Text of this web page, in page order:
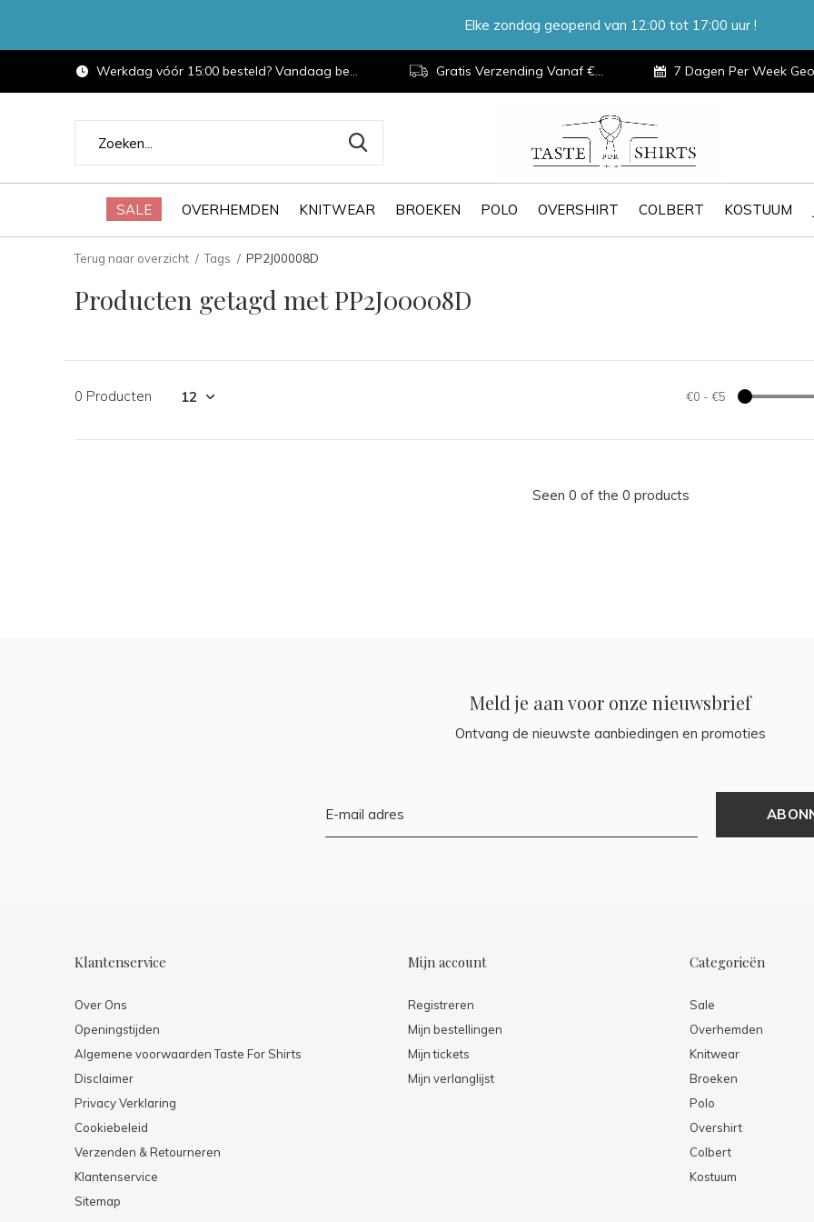
SALE OVERHEMDEN KNITWEAR BROEKEN POLO OVERSHIRT COLBERT KOSTUUM
Werkdag vóór 15:00 besteld? Vandaag bezorgd. Gratis Verzending Vanaf €100,- 7 Dagen Per Week Geopend
Elke zondag geopend van 12:00 tot 17:00 uur !
Terug naar overzicht Tags PP2J00008D
Producten getagd met PP2J00008D
0 Producten €0 - €5
Seen 0 of the 0 products
Meld je aan voor onze nieuwsbrief
Ontvang de nieuwste aanbiedingen en promoties
Klantenservice
Over Ons
Openingstijden
Algemene voorwaarden Taste For Shirts
Disclaimer
Privacy Verklaring
Cookiebeleid
Verzenden & Retourneren
Klantenservice
Sitemap
Mijn account
Registreren
Mijn bestellingen
Mijn tickets
Mijn verlanglijst
Categorieën
Sale
Overhemden
Knitwear
Broeken
Polo
Overshirt
Colbert
Kostuum